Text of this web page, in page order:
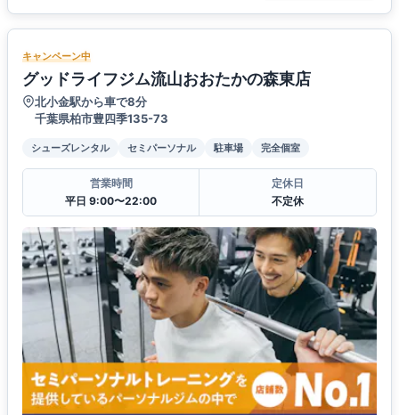
キャンペーン中
グッドライフジム流山おおたかの森東店
北小金駅から車で8分
千葉県柏市豊四季135-73
シューズレンタル セミパーソナル 駐車場 完全個室
営業時間
平日 9:00〜22:00
定休日
不定休